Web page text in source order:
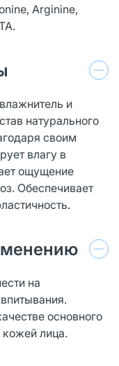
Arginine,
и
натурального
своим
влагу в
ощущение
Обеспечивает
на
основного
лица.